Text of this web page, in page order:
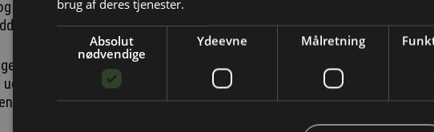
elever samarbejder på tværs for at få flere til at vælge en
har søsat.
tømrelærling fra byggefirmaet ’Byens’, Oscar Omø Brogestarck, tog
uddannelse efter folkeskolen og fandt først derefter ud af, at han
erhvervsuddannelse.
brug af deres tjenester.
Absolut
nødvendige
Ydeevne Målretning